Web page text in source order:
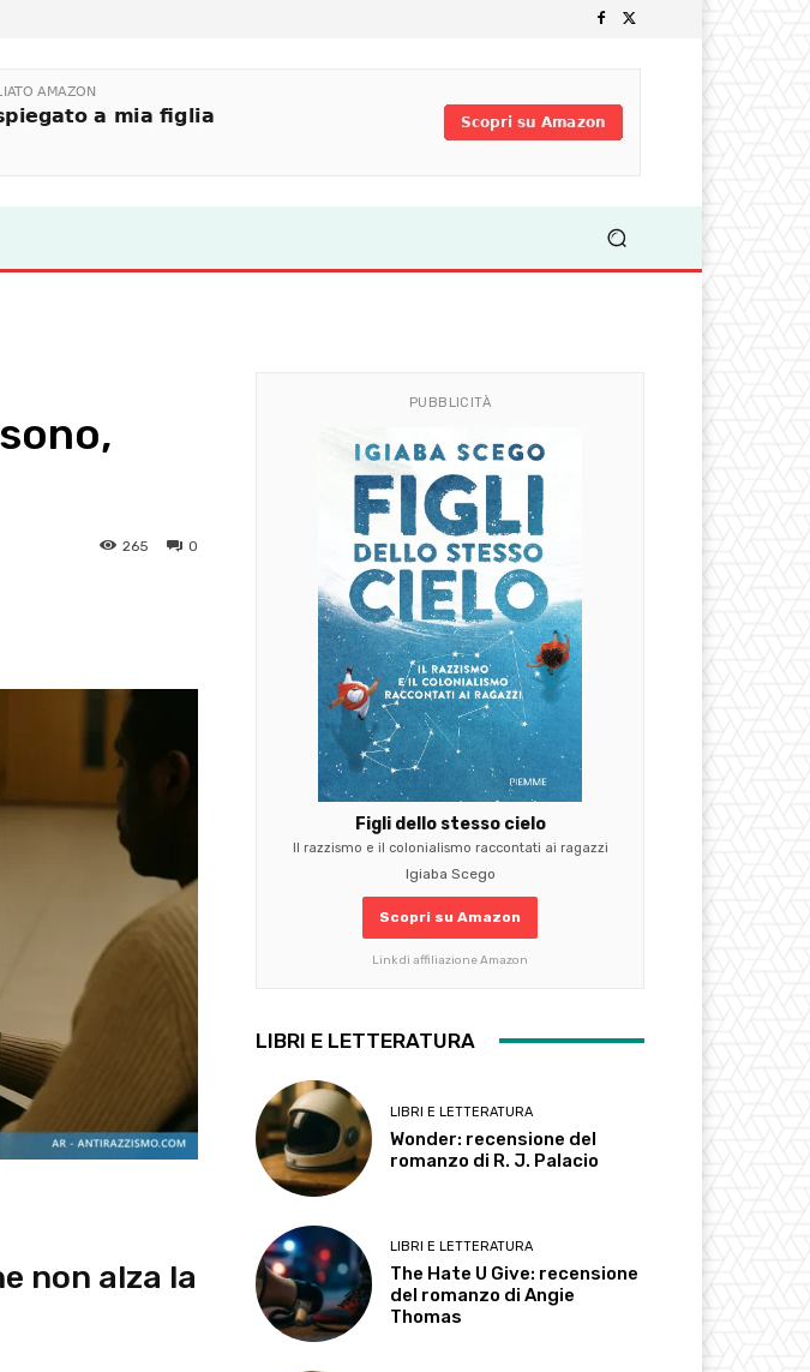
0
265
non alza la
PUBBLICITÀ
Figli dello stesso cielo
Il razzismo e il colonialismo raccontati ai ragazzi
Igiaba Scego
Scopri su Amazon
Link di affiliazione Amazon
LIBRI E LETTERATURA
LIBRI E LETTERATURA
Wonder: recensione del
romanzo di R. J. Palacio
LIBRI E LETTERATURA
The Hate U Give: recensione
del romanzo di Angie
Thomas